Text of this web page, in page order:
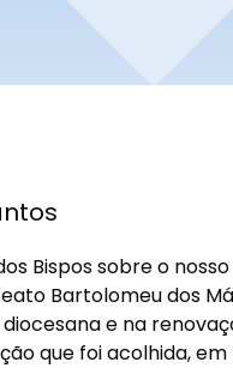
Bispos sobre o
Bartolomeu dos
e na
que foi acolhida,